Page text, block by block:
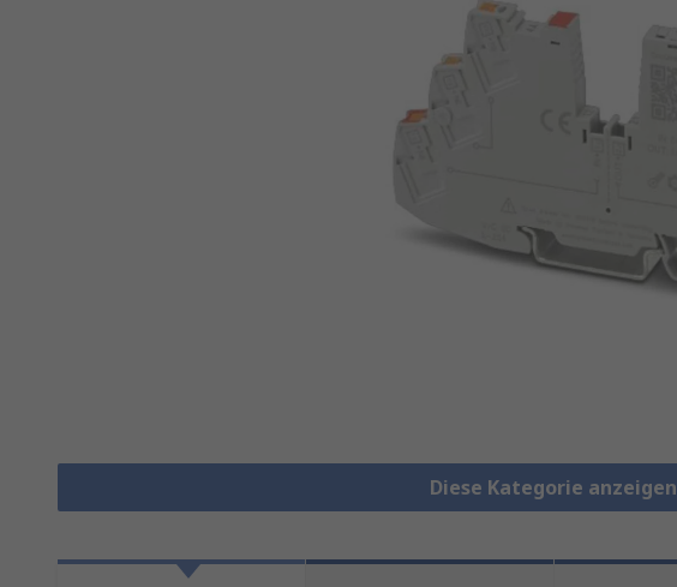
Diese Kategorie anzeigen